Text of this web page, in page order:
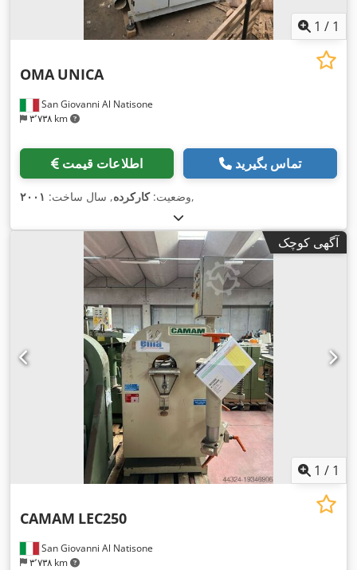
1 / 1
San Giovanni Al Natisone
۳٬۷۳۸ km
OMA UNICA
اطلاعات قیمت تماس بگیرید
وضعیت:کارکرده, سال ساخت: ۲۰۰۱ ,
آگهی کوچک
1 / 1
San Giovanni Al Natisone
۳٬۷۳۸ km
CAMAM LEC250